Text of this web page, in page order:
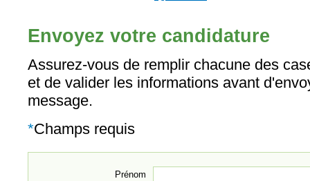
Envoyez votre candidature
Assurez-vous de remplir chacune des
et de valider les informations avant
message.
*Champs requis
Prénom